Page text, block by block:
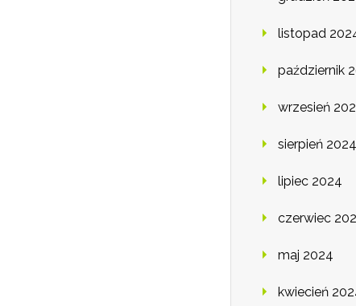
listopad
październik
wrzesień
sierpień 2024
lipiec 2024
czerwiec
maj 2024
kwiecień